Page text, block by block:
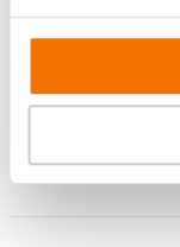
F64 Studio